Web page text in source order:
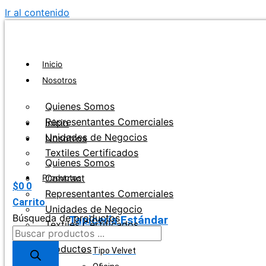
Ir al contenido
Inicio
Nosotros
Quienes Somos
Representantes Comerciales
Unidades de Negocios
Textiles Certificados
Productos
Tapicería Estándar
Tipo Velvet
Inicio
Nosotros
Quienes Somos
Contract
Representantes Comerciales
Unidades de Negocio
Textiles Certificados
Productos
$0 0
Carrito
Búsqueda de productos